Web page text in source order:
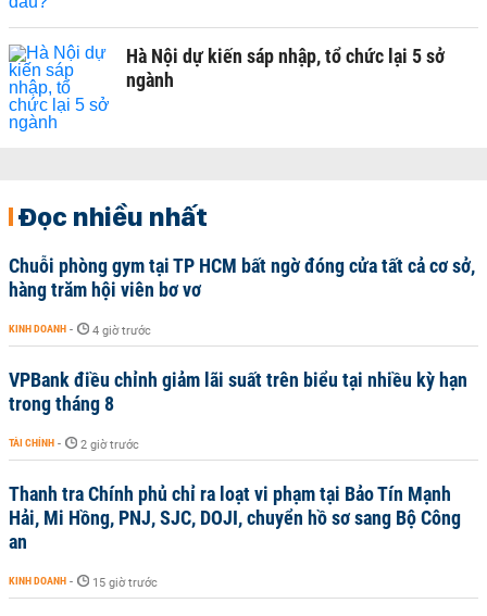
Hà Nội dự kiến sáp nhập, tổ chức lại 5 sở
ngành
Đọc nhiều nhất
Chuỗi phòng gym tại TP HCM bất ngờ đóng cửa tất cả cơ sở,
hàng trăm hội viên bơ vơ
KINH DOANH - 4 giờ trước
VPBank điều chỉnh giảm lãi suất trên biểu tại nhiều kỳ hạn
trong tháng 8
TÀI CHÍNH - 2 giờ trước
Thanh tra Chính phủ chỉ ra loạt vi phạm tại Bảo Tín Mạnh
Hải, Mi Hồng, PNJ, SJC, DOJI, chuyển hồ sơ sang Bộ Công
an
KINH DOANH - 15 giờ trước